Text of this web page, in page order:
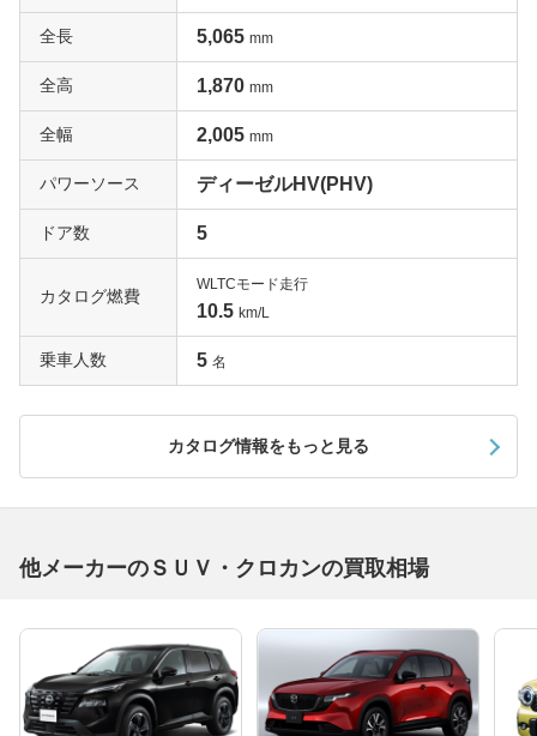
全長 5,065 mm
全高 1,870 mm
全幅 2,005 mm
パワーソース ディーゼルHV(PHV)
ドア数 5
カタログ燃費
WLTCモード走行
10.5 km/L
乗車人数 5 名
カタログ情報をもっと見る
他メーカーのＳＵＶ・クロカンの買取相場